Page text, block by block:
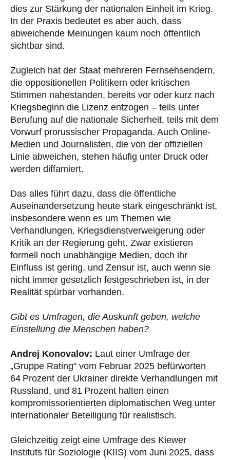
dies zur Stärkung der nationalen Einheit im Krieg.
In der Praxis bedeutet es aber auch, dass
abweichende Meinungen kaum noch öffentlich
sichtbar sind.
Zugleich hat der Staat mehreren Fernsehsendern,
die oppositionellen Politikern oder kritischen
Stimmen nahestanden, bereits vor oder kurz nach
Kriegsbeginn die Lizenz entzogen – teils unter
Berufung auf die nationale Sicherheit, teils mit dem
Vorwurf prorussischer Propaganda. Auch Online-
Medien und Journalisten, die von der offiziellen
Linie abweichen, stehen häufig unter Druck oder
werden diffamiert.
Das alles führt dazu, dass die öffentliche
Auseinandersetzung heute stark eingeschränkt ist,
insbesondere wenn es um Themen wie
Verhandlungen, Kriegsdienstverweigerung oder
Kritik an der Regierung geht. Zwar existieren
formell noch unabhängige Medien, doch ihr
Einfluss ist gering, und Zensur ist, auch wenn sie
nicht immer gesetzlich festgeschrieben ist, in der
Realität spürbar vorhanden.
Gibt es Umfragen, die Auskunft geben, welche
Einstellung die Menschen haben?
Andrej Konovalov: Laut einer Umfrage der
„Gruppe Rating“ vom Februar 2025 befürworten
64 Prozent der Ukrainer direkte Verhandlungen mit
Russland, und 81 Prozent halten einen
kompromissorientierten diplomatischen Weg unter
internationaler Beteiligung für realistisch.
Gleichzeitig zeigt eine Umfrage des Kiewer
Instituts für Soziologie (KIIS) vom Juni 2025, dass